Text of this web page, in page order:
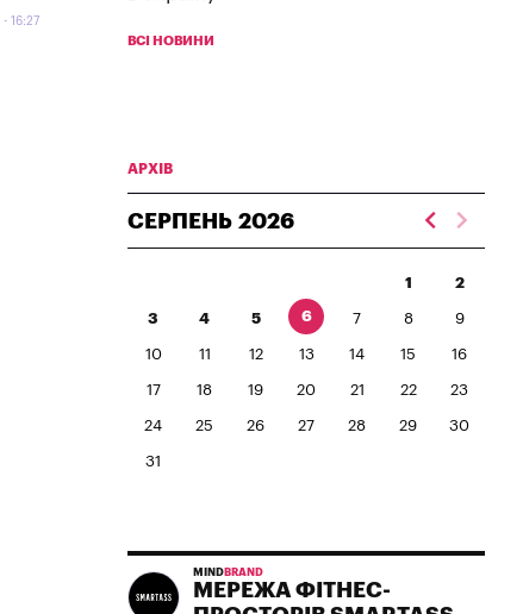
16:27
ВСІ НОВИНИ
АРХІВ
СЕРПЕНЬ 2026
1 2
3 4 5 6 7 8 9
10 11 12 13 14 15 16
17 18 19 20 21 22 23
24 25 26 27 28 29 30
31
MIND BRAND
МЕРЕЖА ФІТНЕС-